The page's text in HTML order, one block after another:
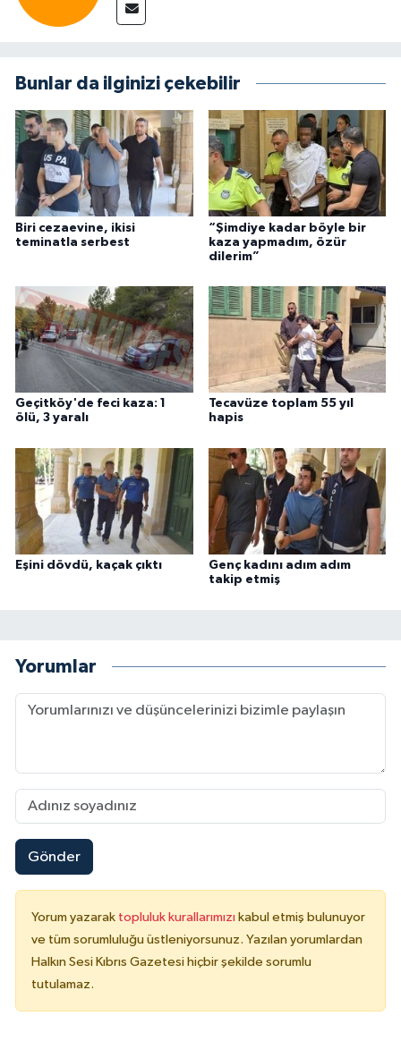
Bunlar da ilginizi çekebilir
Biri cezaevine, ikisi
teminatla serbest
“Şimdiye kadar böyle bir
kaza yapmadım, özür
dilerim”
Geçitköy'de feci kaza: 1
ölü, 3 yaralı
Tecavüze toplam 55 yıl
hapis
Eşini dövdü, kaçak çıktı
Genç kadını adım adım
takip etmiş
Yorumlar
Gönder
Yorum yazarak topluluk kurallarımızı kabul etmiş bulunuyor
ve tüm sorumluluğu üstleniyorsunuz. Yazılan yorumlardan
Halkın Sesi Kıbrıs Gazetesi hiçbir şekilde sorumlu
tutulamaz.